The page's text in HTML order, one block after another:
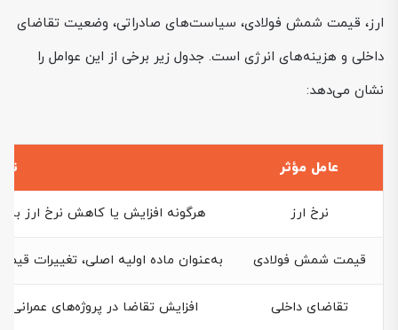
ارز، قیمت شمش فولادی، سیاست‌های صادراتی، وضعیت تقاضای
داخلی و هزینه‌های انرژی است. جدول زیر برخی از این عوامل را
نشان می‌دهد:
عامل مؤثر
نرخ ارز هرگونه افزایش یا کاهش نرخ ارز
قیمت شمش فولادی به‌عنوان ماده اولیه اصلی، تغییرات
تقاضای داخلی افزایش تقاضا در پروژه‌های